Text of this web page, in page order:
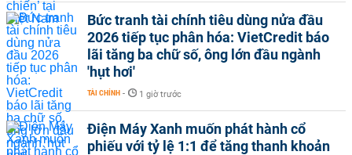
Bức tranh tài chính tiêu dùng nửa đầu
2026 tiếp tục phân hóa: VietCredit báo
lãi tăng ba chữ số, ông lớn đầu ngành
'hụt hơi'
TÀI CHÍNH - 1 giờ trước
Điện Máy Xanh muốn phát hành cổ
phiếu với tỷ lệ 1:1 để tăng thanh khoản